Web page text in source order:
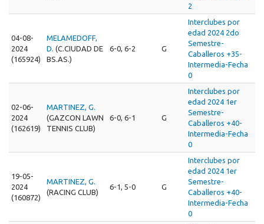
2
04-08-
2024
(165924)
MELAMEDOFF,
D. (C.CIUDAD DE
BS.AS.)
6-0, 6-2 G
Interclubes por
edad 2024 2do
Semestre-
Caballeros +35-
Intermedia-Fecha
0
02-06-
2024
(162619)
MARTINEZ, G.
(GAZCON LAWN
TENNIS CLUB)
6-0, 6-1 G
Interclubes por
edad 2024 1er
Semestre-
Caballeros +40-
Intermedia-Fecha
0
19-05-
2024
(160872)
MARTINEZ, G.
(RACING CLUB)
6-1, 5-0 G
Interclubes por
edad 2024 1er
Semestre-
Caballeros +40-
Intermedia-Fecha
0